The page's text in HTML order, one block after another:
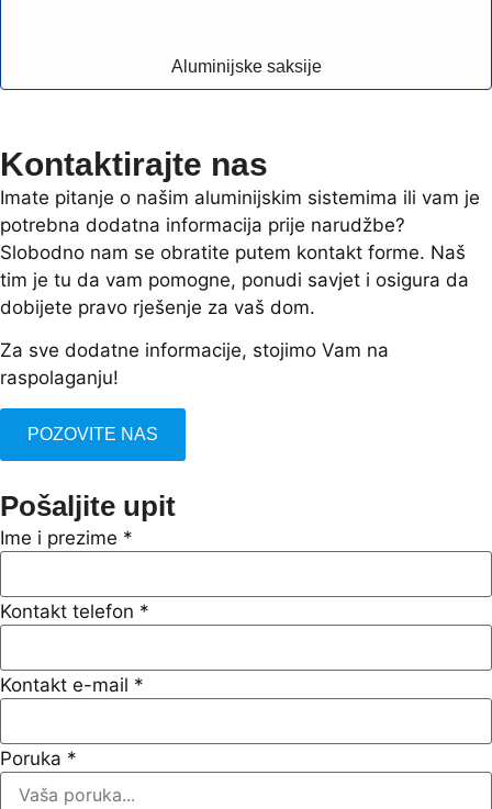
Aluminijske saksije
Kontaktirajte nas
Imate pitanje o našim aluminijskim sistemima ili vam je
potrebna dodatna informacija prije narudžbe?
Slobodno nam se obratite putem kontakt forme. Naš
tim je tu da vam pomogne, ponudi savjet i osigura da
dobijete pravo rješenje za vaš dom.
Za sve dodatne informacije, stojimo Vam na
raspolaganju!
POZOVITE NAS
Pošaljite upit
Ime i prezime *
Kontakt telefon *
Kontakt e-mail *
Poruka *